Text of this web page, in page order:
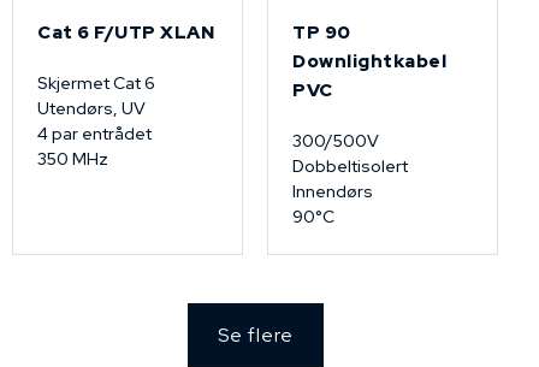
Cat 6 F/UTP XLAN
Skjermet Cat 6
Utendørs, UV
4 par entrådet
350 MHz
TP 90
Downlightkabel
PVC
300/500V
Dobbeltisolert
Innendørs
90°C
Se flere